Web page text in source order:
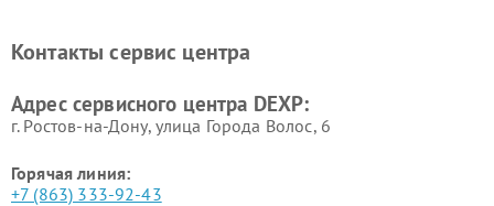
Ремонт серверов DEXP
Ремонт мини пк DEXP
Контакты сервис центра
Адрес сервисного центра DEXP:
г. Ростов-на-Дону, улица Города Волос, 6
Горячая линия:
+7 (863) 333-92-43